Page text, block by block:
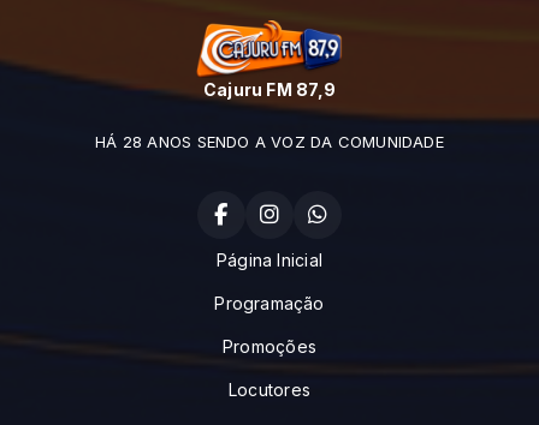
Cajuru FM 87,9
HÁ 28 ANOS SENDO A VOZ DA COMUNIDADE
Página Inicial
Programação
Promoções
Locutores